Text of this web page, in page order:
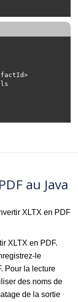
au Java
XLTX en PDF
XLTX en PDF.
le
Pour la lecture
des noms de
de la sortie